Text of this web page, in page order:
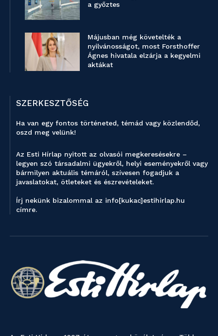
a győztes
Májusban még követelték a
nyilvánosságot, most Forsthoffer
Ágnes hivatala elzárja a kegyelmi
aktákat
SZERKESZTŐSÉG
Ha van egy fontos történeted, témád vagy közlendőd,
oszd meg velünk!
Az Esti Hírlap nyitott az olvasói megkeresésekre –
legyen szó társadalmi ügyekről, helyi eseményekről vagy
bármilyen aktuális témáról, szívesen fogadjuk a
javaslatokat, ötleteket és észrevételeket.
Írj nekünk bizalommal az info[kukac]estihirlap.hu
címre.